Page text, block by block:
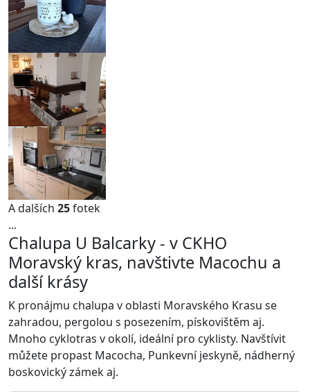
A dalších 25fotek
...
Chalupa U Balcarky - v CKHO
Moravský kras, navštivte Macochu a
další krásy
K pronájmu chalupa v oblasti Moravského Krasu se
zahradou, pergolou s posezením, pískovištěm aj.
Mnoho cyklotras v okolí, ideální pro cyklisty. Navštívit
můžete propast Macocha, Punkevní jeskyně, nádherný
boskovický zámek aj.